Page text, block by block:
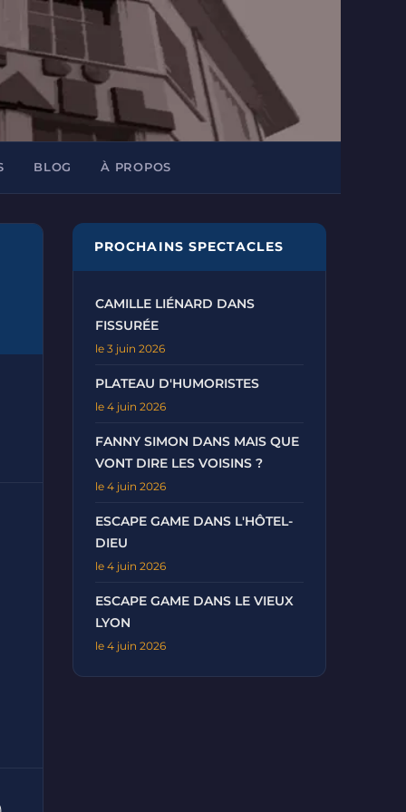
BLOG À PROPOS
PROCHAINS SPECTACLES
CAMILLE LIÉNARD DANS
FISSURÉE
le 3 juin 2026
PLATEAU D'HUMORISTES
le 4 juin 2026
FANNY SIMON DANS MAIS QUE
VONT DIRE LES VOISINS ?
le 4 juin 2026
ESCAPE GAME DANS L'HÔTEL-
DIEU
le 4 juin 2026
ESCAPE GAME DANS LE VIEUX
LYON
le 4 juin 2026